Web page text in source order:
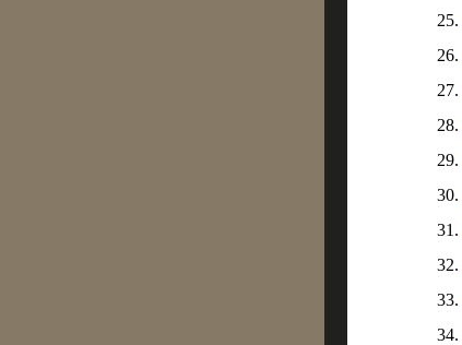
25.
26.
27.
28.
29.
30.
31.
32.
33.
34.